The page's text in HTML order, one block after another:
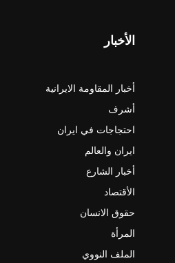
الأخبار
أخبار المقاومة الايرانية
أشرف
احتجاجات في ايران
ايران والعالم
أخبار الشارع
الأقتصاد
حقوق الانسان
المرأة
الملف النووي